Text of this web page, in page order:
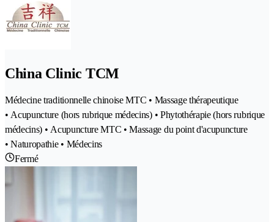
China Clinic TCM
Médecine traditionnelle chinoise MTC • Massage thérapeutique
• Acupuncture (hors rubrique médecins) • Phytothérapie (hors rubrique
médecins) • Acupuncture MTC • Massage du point d'acupuncture
• Naturopathie • Médecins
Fermé